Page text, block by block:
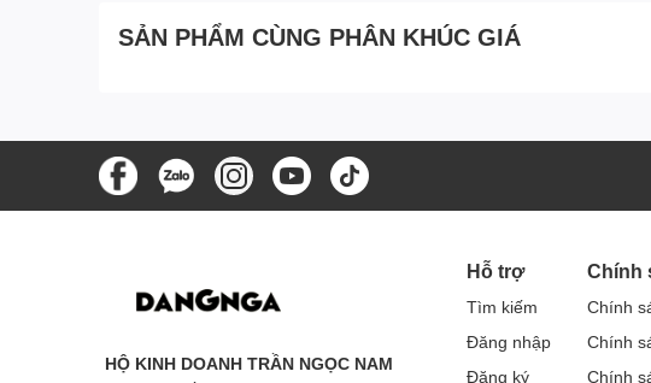
SẢN PHẨM CÙNG PHÂN KHÚC GIÁ
HỘ KINH DOANH TRẦN NGỌC NAM
Hỗ trợ
Tìm kiếm
Đăng nhập
Đăng ký
Chính
Chính
Chính
Chính